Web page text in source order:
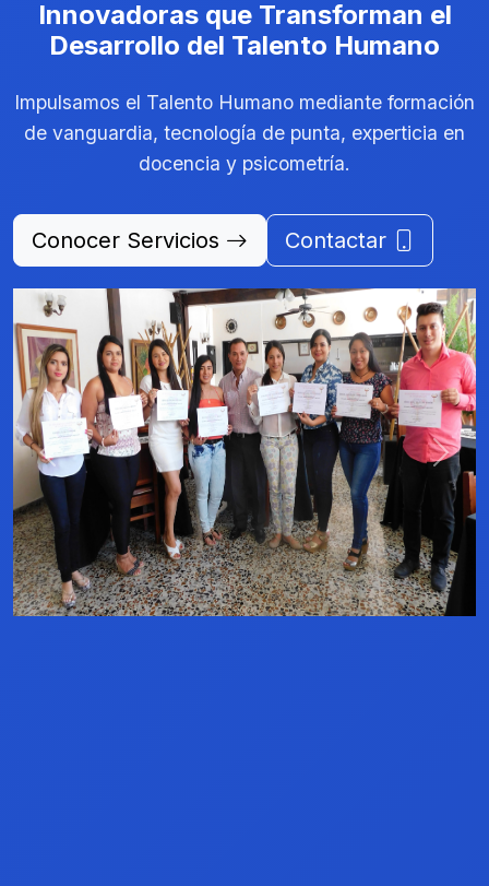
Innovadoras que Transforman el
Desarrollo del Talento Humano
Impulsamos el Talento Humano mediante formación
de vanguardia, tecnología de punta, experticia en
docencia y psicometría.
Conocer Servicios Contactar
Previous Next